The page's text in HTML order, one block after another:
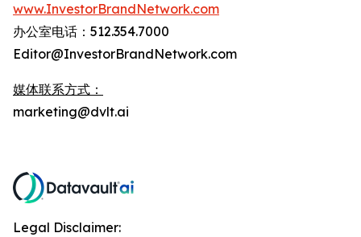
www.InvestorBrandNetwork.com
办公室电话：512.354.7000
Editor@InvestorBrandNetwork.com
媒体联系方式：
marketing@dvlt.ai
Legal Disclaimer: